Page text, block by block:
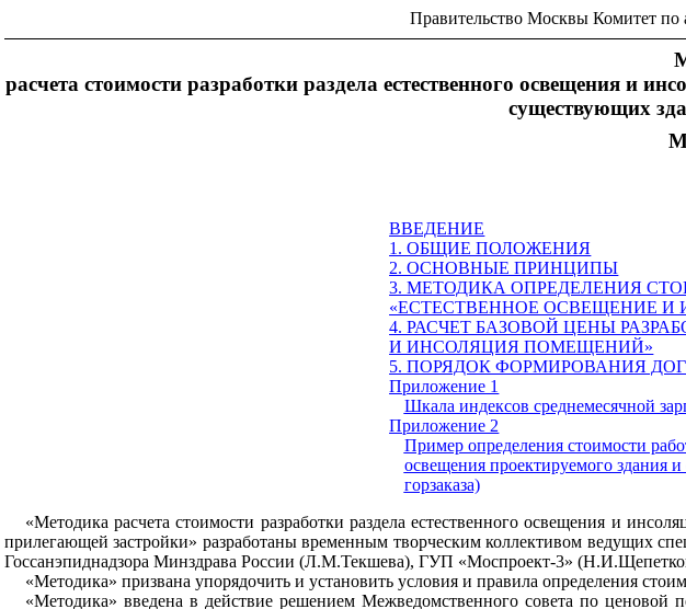
Правительство Москвы Комитет по
расчета стоимости разработки раздела естественного освещения
существующих
ВВЕДЕНИЕ
1. ОБЩИЕ ПОЛОЖЕНИЯ
2. ОСНОВНЫЕ ПРИНЦИПЫ
3. МЕТОДИКА ОПРЕДЕЛЕНИЯ
«ЕСТЕСТВЕННОЕ ОСВЕЩЕНИЕ
4. РАСЧЕТ БАЗОВОЙ ЦЕНЫ
И ИНСОЛЯЦИЯ ПОМЕЩЕНИЙ»
5. ПОРЯДОК ФОРМИРОВАНИЯ
Приложение 1
Шкала индексов среднемесячной
Приложение 2
Пример определения стоимости
освещения проектируемого здания
горзаказа)
«Методика расчета стоимости разработки раздела естественного освещения и
прилегающей застройки» разработаны временным творческим коллективом
Госсанэпиднадзора Минздрава России (Л.М.Текшева), ГУП «Моспроект-3»
«Методика» призвана упорядочить и установить условия и правила определения
«Методика» введена в действие решением Межведомственного совета по ценовой